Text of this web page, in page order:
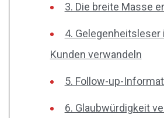
3. Die breite Masse
4. Gelegenheitsleser
Kunden verwandeln
5. Follow-up-
6. Glaubwürdigkeit